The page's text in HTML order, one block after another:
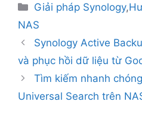
Giải pháp Synology,
NAS
Synology Active
và phục hồi dữ liệu từ
Tìm kiếm nhanh
Universal Search trên